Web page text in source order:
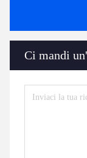
Ci mandi